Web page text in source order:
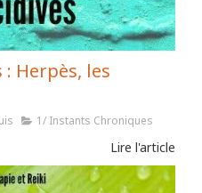
Herpès, les
1/ Instants Chroniques
Lire l'article